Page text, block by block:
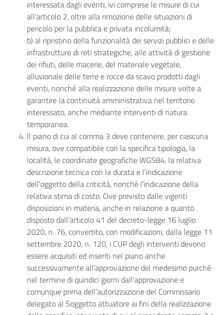
interessata dagli eventi, ivi comprese le misure di cui
all'articolo 2, oltre alla rimozione delle situazioni di
pericolo per la pubblica e privata incolumità;
b) al ripristino della funzionalità dei servizi pubblici e delle
infrastrutture di reti strategiche, alle attività di gestione
dei rifiuti, delle macerie, del materiale vegetale,
alluvionale delle terre e rocce da scavo prodotti dagli
eventi, nonché alla realizzazione delle misure volte a
garantire la continuità amministrativa nel territorio
interessato, anche mediante interventi di natura
temporanea.
Il piano di cui al comma 3 deve contenere, per ciascuna
misura, ove compatibile con la specifica tipologia, la
località, le coordinate geografiche WGS84, la relativa
descrizione tecnica con la durata e l'indicazione
dell'oggetto della criticità, nonché l’indicazione della
relativa stima di costo. Ove previsto dalle vigenti
disposizioni in materia, anche in relazione a quanto
disposto dall’articolo 41 del decreto-legge 16 luglio
2020, n. 76, convertito, con modificazioni, dalla legge 11
settembre 2020, n. 120, i CUP degli interventi devono
essere acquisiti ed inseriti nel piano anche
successivamente all’approvazione del medesimo purché
nel termine di quindici giorni dall’approvazione e
comunque prima dell’autorizzazione del Commissario
delegato al Soggetto attuatore ai fini della realizzazione